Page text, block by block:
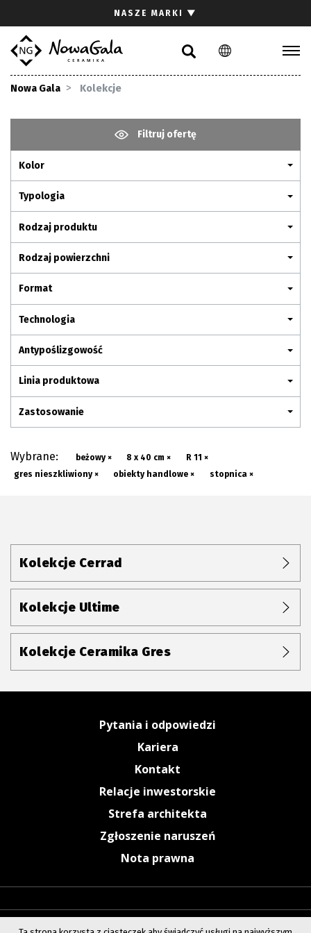
PL EN
NASZE MARKI ▼
Nowa Gala Kolekcje
Filtruj ofertę
Kolor
Typologia
Rodzaj produktu
Rodzaj powierzchni
Format
Technologia
Antypoślizgowość
Linia produktowa
Zastosowanie
Wybrane: beżowy × 8 x 40 cm ×
R 11 ×
gres nieszkliwiony ×
obiekty handlowe × stopnica ×
Kolekcje Cerrad
Kolekcje Ultime
Kolekcje Ceramika Gres
Pytania i odpowiedzi
Kariera
Kontakt
Relacje inwestorskie
Strefa architekta
Zgłoszenie naruszeń
Nota prawna
Gdzie kupić
Pliki do pobrania
Pytania i odpowiedzi
Kariera
Kontakt
Komunikacja z akcjonariuszami